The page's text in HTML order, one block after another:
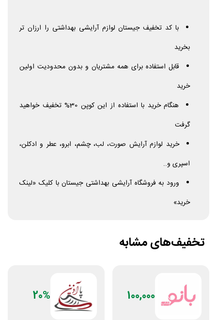
با کد تخفیف جیستان لوازم آرایشی بهداشتی را ارزان تر
بخرید
قابل استفاده برای همه مشتریان و بدون محدودیت اولین
خرید
هنگام خرید با استفاده از این کوپن 30% تخفیف خواهید
گرفت
خرید لوازم آرایش صورت، لب، چشم، ابرو، عطر و ادکلن،
اسپری و..
ورود به فروشگاه آرایشی بهداشتی جیستان با کلیک «لینک
خرید»
تخفیف‌های مشابه
100,000
20%